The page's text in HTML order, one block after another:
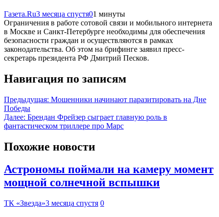
Газета.Ru3 месяца спустя01 минуты
Ограничения в работе сотовой связи и мобильного интернета
в Москве и Санкт-Петербурге необходимы для обеспечения
безопасности граждан и осуществляются в рамках
законодательства. Об этом на брифинге заявил пресс-
секретарь президента РФ Дмитрий Песков.
Навигация по записям
Предыдущая: Мошенники начинают паразитировать на Дне
Победы
Далее: Брендан Фрейзер сыграет главную роль в
фантастическом триллере про Марс
Похожие новости
Астрономы поймали на камеру момент
мощной солнечной вспышки
ТК «Звезда»3 месяца спустя 0